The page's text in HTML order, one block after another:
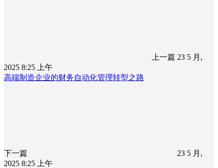
上一篇 23 5 月,
2025 8:25 上午
高端制造企业的财务自动化管理转型之路
下一篇
23 5 月,
2025 8:25 上午